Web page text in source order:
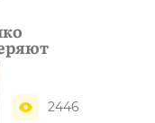
2446